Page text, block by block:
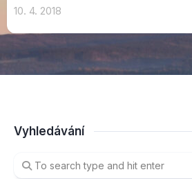
10. 4. 2018
Vyhledávání